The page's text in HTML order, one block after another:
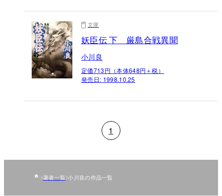
文庫
妖臣伝 下 厳島合戦異聞
小川良
定価713円（本体648円＋税）
発売日: 1998.10.25
1
著者一覧 小川良の作品一覧